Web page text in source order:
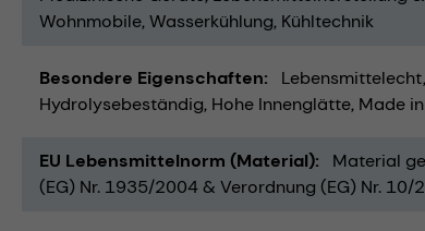
Wohnmobile Wasserkühlung Kühltechnik
Besondere Eigenschaften Lebensmittelecht
Hydrolysebeständig Hohe Innenglätte Made
EU Lebensmittelnorm (Material)
Material
(EG) Nr. 1935/2004 & Verordnung (EG) Nr. 10/